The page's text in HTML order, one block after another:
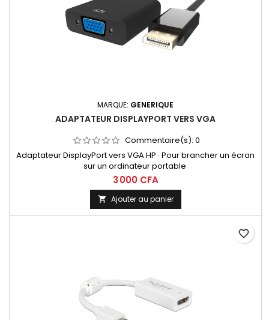
MARQUE: GENERIQUE
ADAPTATEUR DISPLAYPORT VERS VGA
Commentaire(s): 0
Adaptateur DisplayPort vers VGA HP · Pour brancher un écran
sur un ordinateur portable
3 000 CFA
 Ajouter au panier
favorite_border